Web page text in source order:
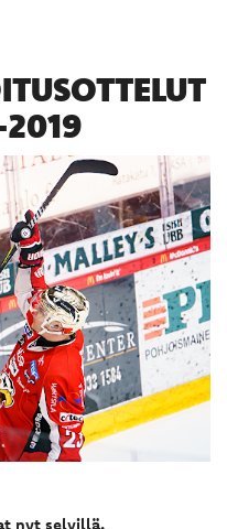
2019
nyt selvillä.